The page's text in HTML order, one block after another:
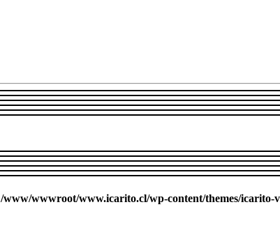
/www/wwwroot/www.icarito.cl/wp-content/themes/icarito-